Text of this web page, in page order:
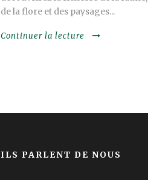
de la flore et des paysages...
Continuer la lecture
ILS PARLENT DE NOUS